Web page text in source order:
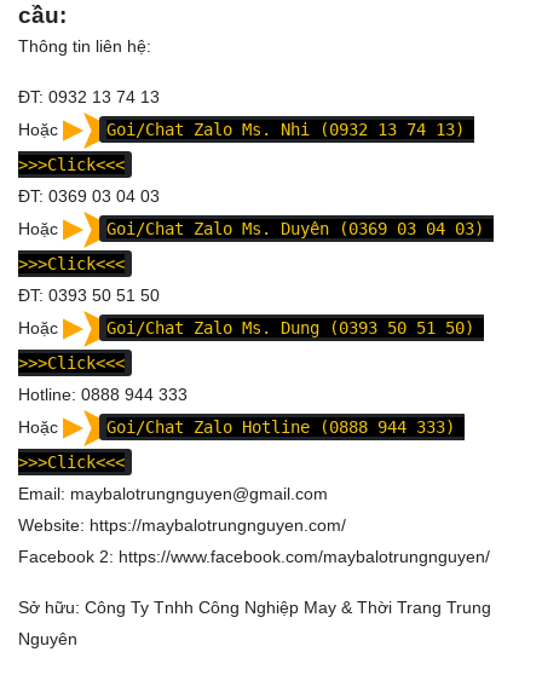
cầu:
Thông tin liên hệ:
ĐT: 0932 13 74 13
Hoặc
Goi/Chat Zalo Ms. Nhi (0932 13 74 13)
>>>Click<<<
ĐT: 0369 03 04 03
Hoặc
Goi/Chat Zalo Ms. Duyên (0369 03 04 03)
>>>Click<<<
ĐT: 0393 50 51 50
Hoặc
Goi/Chat Zalo Ms. Dung (0393 50 51 50)
>>>Click<<<
Hotline: 0888 944 333
Hoặc
Goi/Chat Zalo Hotline (0888 944 333)
>>>Click<<<
Email: maybalotrungnguyen@gmail.com
Website: https://maybalotrungnguyen.com/
Facebook 2: https://www.facebook.com/maybalotrungnguyen/
Sở hữu: Công Ty Tnhh Công Nghiệp May & Thời Trang Trung
Nguyên